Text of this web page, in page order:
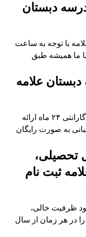
دبستان
با توجه به ساعت
ما همیشه طبق
علامه
ما برای سرویس مدرسه دبستان علامه گارانتی ۲۴ ماه ارائه
به صورت رایگان
تحصیلی،
ثبت نام
ظرفیت خالی،
در هر زمان از سال